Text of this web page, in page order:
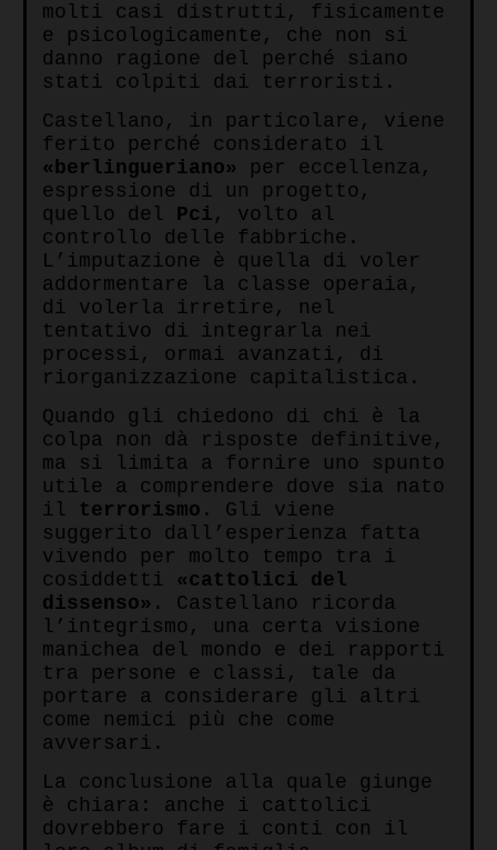
molti casi distrutti, fisicamente
e psicologicamente, che non si
danno ragione del perché siano
stati colpiti dai terroristi.
Castellano, in particolare, viene
ferito perché considerato il
«berlingueriano» per eccellenza,
espressione di un progetto,
quello del Pci , volto al
controllo delle fabbriche.
L’imputazione è quella di voler
addormentare la classe operaia,
di volerla irretire, nel
tentativo di integrarla nei
processi, ormai avanzati, di
riorganizzazione capitalistica.
Quando gli chiedono di chi è la
colpa non dà risposte definitive,
ma si limita a fornire uno spunto
utile a comprendere dove sia nato
il terrorismo . Gli viene
suggerito dall’esperienza fatta
vivendo per molto tempo tra i
cosiddetti «cattolici del
dissenso» . Castellano ricorda
l’integrismo, una certa visione
manichea del mondo e dei rapporti
tra persone e classi, tale da
portare a considerare gli altri
come nemici più che come
avversari.
La conclusione alla quale giunge
è chiara: anche i cattolici
dovrebbero fare i conti con il